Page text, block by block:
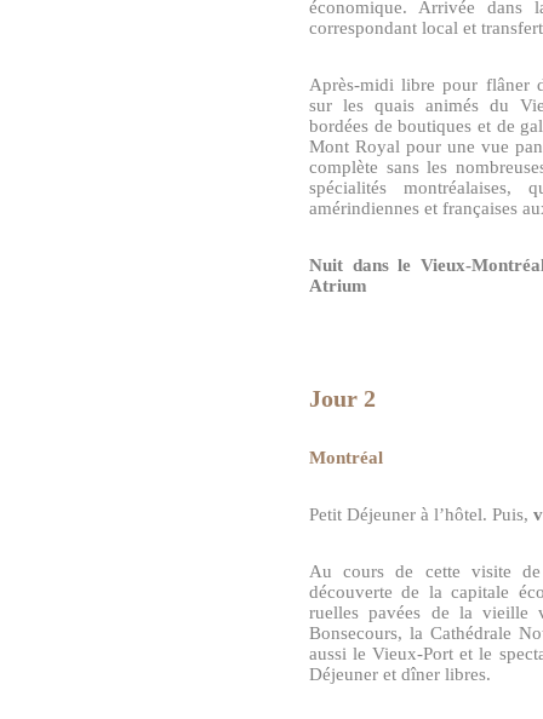
économique. Arrivée
correspondant local et
Après-midi libre pour flâner
sur les quais animés du
bordées de boutiques et de
Mont Royal pour une vue
complète sans les
spécialités
amérindiennes et françaises
Nuit dans le Vieux-
Atrium
Jour 2
Montréal
Petit Déjeuner à l’hôtel. Puis,
Au cours de cette visite
découverte de la capitale
ruelles pavées de la vieille
Bonsecours, la Cathédrale
aussi le Vieux-Port et le
Déjeuner et dîner libres.